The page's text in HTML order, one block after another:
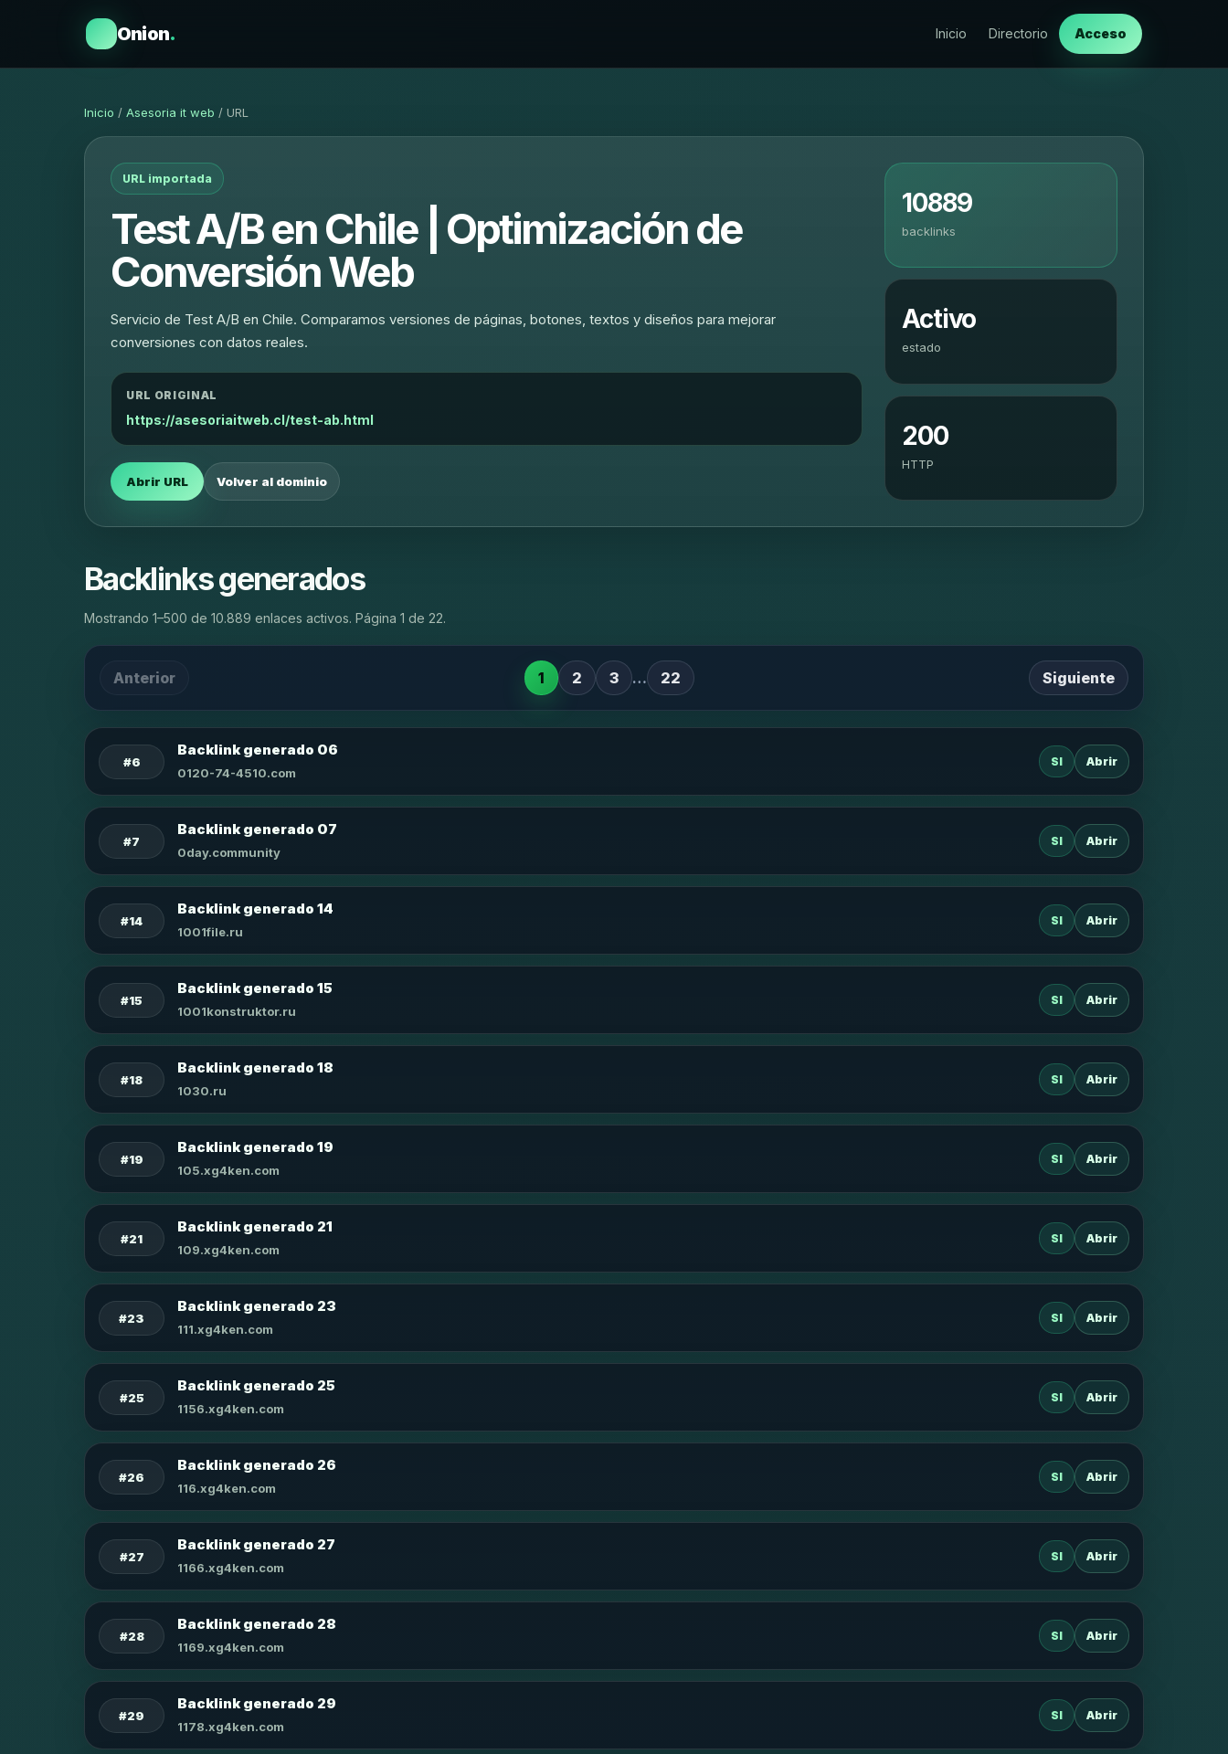
Onion. Inicio Directorio Acceso
Inicio / Asesoria it web / URL
URL importada
Test A/B en Chile | Optimización de
Conversión Web
Servicio de Test A/B en Chile. Comparamos versiones de páginas, botones, textos y diseños para mejorar
conversiones con datos reales.
URL ORIGINAL
https://asesoriaitweb.cl/test-ab.html
Abrir URL Volver al dominio
10889
backlinks
Activo
estado
200
HTTP
Backlinks generados
Mostrando 1–500 de 10.889 enlaces activos. Página 1 de 22.
Anterior 1 2 3 … 22 Siguiente
#6
Backlink generado 06
0120-74-4510.com
SI Abrir
#7
Backlink generado 07
0day.community
SI Abrir
#14
Backlink generado 14
1001file.ru
SI Abrir
#15
Backlink generado 15
1001konstruktor.ru
SI Abrir
#18
Backlink generado 18
1030.ru
SI Abrir
#19
Backlink generado 19
105.xg4ken.com
SI Abrir
#21
Backlink generado 21
109.xg4ken.com
SI Abrir
#23
Backlink generado 23
111.xg4ken.com
SI Abrir
#25
Backlink generado 25
1156.xg4ken.com
SI Abrir
#26
Backlink generado 26
116.xg4ken.com
SI Abrir
#27
Backlink generado 27
1166.xg4ken.com
SI Abrir
#28
Backlink generado 28
1169.xg4ken.com
SI Abrir
#29
Backlink generado 29
1178.xg4ken.com
SI Abrir